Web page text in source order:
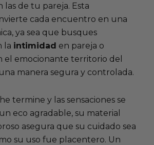
de tu pareja. Esta
cada encuentro en una
ya sea que busques
la intimidad en pareja o
el emocionante territorio del
manera segura y controlada.
termine y las sensaciones se
eco agradable, su material
asegura que su cuidado sea
su uso fue placentero. Un